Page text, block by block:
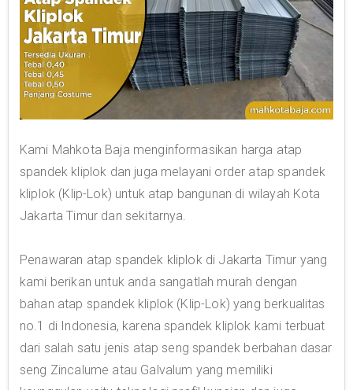
Kami Mahkota Baja menginformasikan harga atap
spandek kliplok dan juga melayani order atap spandek
kliplok (Klip-Lok) untuk atap bangunan di wilayah Kota
Jakarta Timur dan sekitarnya.
Penawaran atap spandek kliplok di Jakarta Timur yang
kami berikan untuk anda sangatlah murah dengan
bahan atap spandek kliplok (Klip-Lok) yang berkualitas
no.1 di Indonesia, karena spandek kliplok kami terbuat
dari salah satu jenis atap seng spandek berbahan dasar
seng Zincalume atau Galvalum yang memiliki